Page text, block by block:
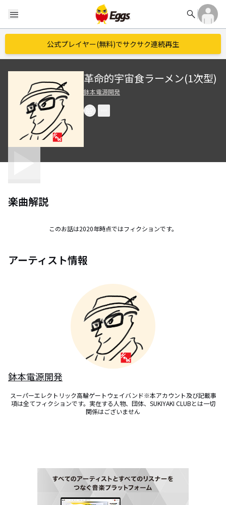
menu search
公式プレイヤー(無料)でサクサク連続再生
革命的宇宙食ラーメン(1次型)
鉢本電源開発
楽曲解説
このお話は2020年時点ではフィクションです。
アーティスト情報
鉢本電源開発
スーパーエレクトリック高輪ゲートウェイバンド※本アカウント及び記載事
項は全てフィクションです。実在する人物、団体、SUKIYAKI CLUBとは一切
関係はございません